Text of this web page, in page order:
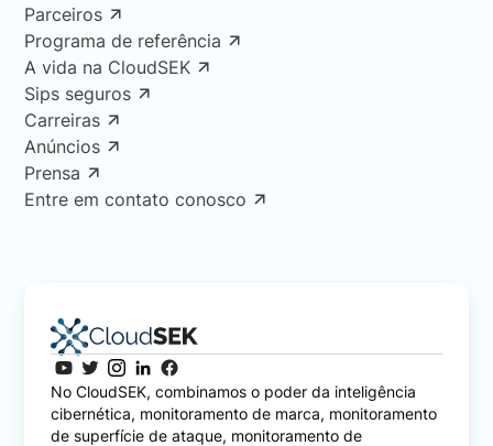
Parceiros
Programa de referência
A vida na CloudSEK
Sips seguros
Carreiras
Anúncios
Prensa
Entre em contato conosco
No CloudSEK, combinamos o poder da inteligência
cibernética, monitoramento de marca, monitoramento
de superfície de ataque, monitoramento de